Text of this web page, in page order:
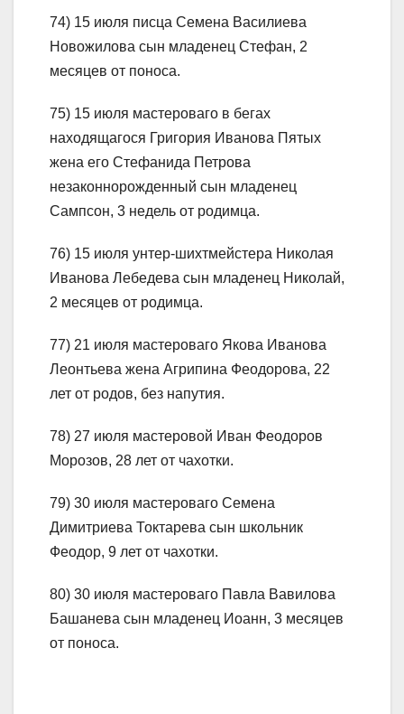
74) 15 июля писца Семена Василиева
Новожилова сын младенец Стефан, 2
месяцев от поноса.
75) 15 июля мастероваго в бегах
находящагося Григория Иванова Пятых
жена его Стефанида Петрова
незаконнорожденный сын младенец
Сампсон, 3 недель от родимца.
76) 15 июля унтер-шихтмейстера Николая
Иванова Лебедева сын младенец Николай,
2 месяцев от родимца.
77) 21 июля мастероваго Якова Иванова
Леонтьева жена Агрипина Феодорова, 22
лет от родов, без напутия.
78) 27 июля мастеровой Иван Феодоров
Морозов, 28 лет от чахотки.
79) 30 июля мастероваго Семена
Димитриева Токтарева сын школьник
Феодор, 9 лет от чахотки.
80) 30 июля мастероваго Павла Вавилова
Башанева сын младенец Иоанн, 3 месяцев
от поноса.